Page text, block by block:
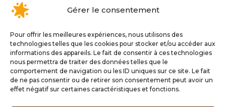
Gérer le consentement
Pour offrir les meilleures expériences, nous utilisons des
technologies telles que les cookies pour stocker et/ou accéder aux
informations des appareils. Le fait de consentir à ces technologies
nous permettra de traiter des données telles que le
comportement de navigation ou les ID uniques sur ce site. Le fait
de ne pas consentir ou de retirer son consentement peut avoir un
effet négatif sur certaines caractéristiques et fonctions.
The Tourist office’s website
Privacy Policy
Personal data
Cookie Policy (EU)